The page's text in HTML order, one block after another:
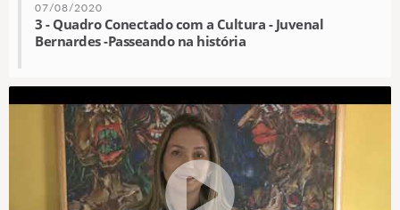
07/08/2020
3 - Quadro Conectado com a Cultura - Juvenal
Bernardes -Passeando na história